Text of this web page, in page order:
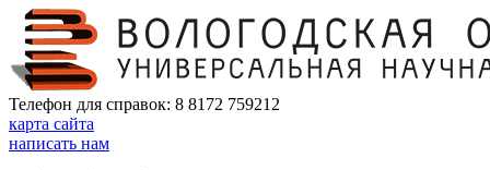
Телефон для справок: 8 8172 759212
карта сайта
написать нам